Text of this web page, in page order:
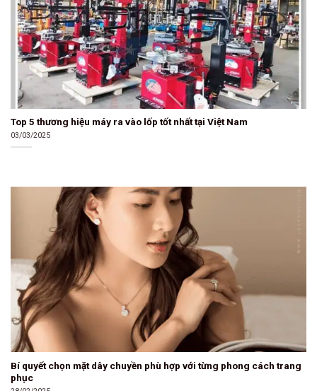
Top 5 thương hiệu máy ra vào lốp tốt nhất tại Việt Nam
03/03/2025
Bí quyết chọn mặt dây chuyền phù hợp với từng phong cách trang
phục